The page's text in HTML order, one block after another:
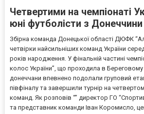
Четвертими на чемпіонаті
юні футболісти з Донеччини
Збірна команда Донецької області ДЮФК
четвірки найсильніших команд України
років народження. У фінальній частині
колос України”, що проходила в Береговому
донеччани впевнено подолали груповий
півфіналу та завершили турнір на
команд. Як розповів “” директор ГО
та представник команди Іван Коромисло,